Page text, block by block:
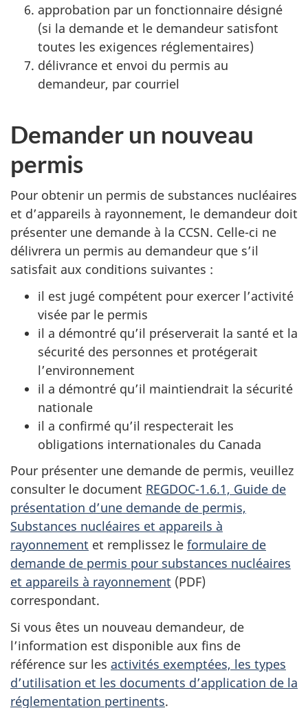
approbation par un fonctionnaire désigné
(si la demande et le demandeur satisfont
toutes les exigences réglementaires)
délivrance et envoi du permis au
demandeur, par courriel
Demander un nouveau
permis
Pour obtenir un permis de substances nucléaires
et d’appareils à rayonnement, le demandeur doit
présenter une demande à la CCSN. Celle-ci ne
délivrera un permis au demandeur que s’il
satisfait aux conditions suivantes :
il est jugé compétent pour exercer l’activité
visée par le permis
il a démontré qu’il préserverait la santé et la
sécurité des personnes et protégerait
l’environnement
il a démontré qu’il maintiendrait la sécurité
nationale
il a confirmé qu’il respecterait les
obligations internationales du Canada
Pour présenter une demande de permis, veuillez
consulter le document REGDOC-1.6.1, Guide de
présentation d’une demande de permis,
Substances nucléaires et appareils à
rayonnement et remplissez le formulaire de
demande de permis pour substances nucléaires
et appareils à rayonnement (PDF)
correspondant.
Si vous êtes un nouveau demandeur, de
l’information est disponible aux fins de
référence sur les activités exemptées, les types
d’utilisation et les documents d’application de la
réglementation pertinents.